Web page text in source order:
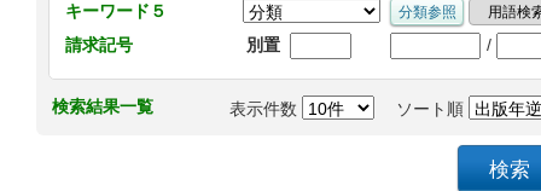
キーワード５
請求記号
別置 /
検索結果一覧 表示件数 ソート順